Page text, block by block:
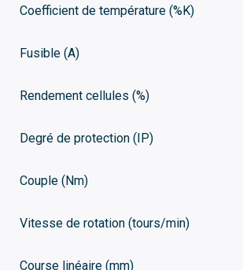
Coefficient de température (%K)
Fusible (A)
Rendement cellules (%)
Degré de protection (IP)
Couple (Nm)
Vitesse de rotation (tours/min)
Course linéaire (mm)